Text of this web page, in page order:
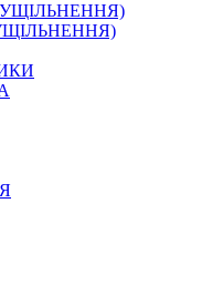
УЩІЛЬНЕННЯ)